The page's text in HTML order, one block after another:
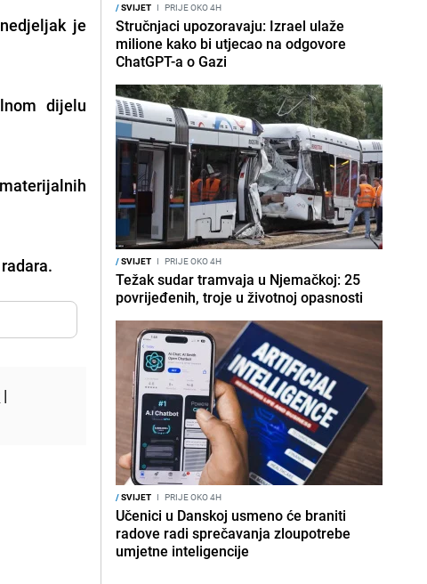
je
dijelu
|
/SVIJET I PRIJE OKO 4H
Stručnjaci upozoravaju: Izrael ulaže
milione kako bi utjecao na odgovore
ChatGPT-a o Gazi
/SVIJET I PRIJE OKO 4H
Težak sudar tramvaja u Njemačkoj: 25
povrijeđenih, troje u životnoj opasnosti
/SVIJET I PRIJE OKO 4H
Učenici u Danskoj usmeno će braniti
radove radi sprečavanja zloupotrebe
umjetne inteligencije